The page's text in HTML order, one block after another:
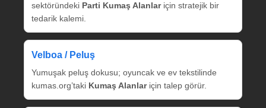
sektöründeki Parti Kumaş Alanlariçin stratejik bir
tedarik kalemi.
Velboa / Peluş
Yumuşak peluş dokusu; oyuncak ve ev tekstilinde
kumas.org’taki Kumaş Alanlariçin talep görür.